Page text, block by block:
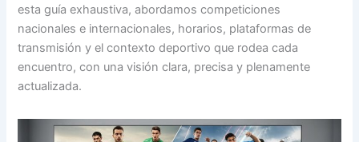
esta guía exhaustiva, abordamos competiciones
nacionales e internacionales, horarios, plataformas de
transmisión y el contexto deportivo que rodea cada
encuentro, con una visión clara, precisa y plenamente
actualizada.